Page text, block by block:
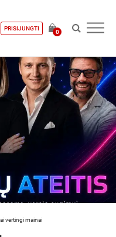
PRISIJUNGTI
0
vertingi mainai